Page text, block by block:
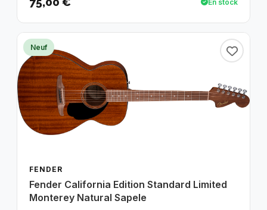
En stock
Neuf
FENDER
Fender California Edition Standard Limited
Monterey Natural Sapele